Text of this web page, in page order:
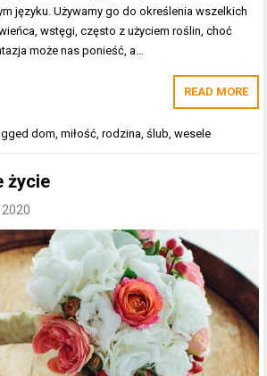
języku. Używamy go do określenia wszelkich
wstęgi, często z użyciem roślin, choć
może nas ponieść, a…
READ MORE
dom,miłość,rodzina,ślub,wesele
życie